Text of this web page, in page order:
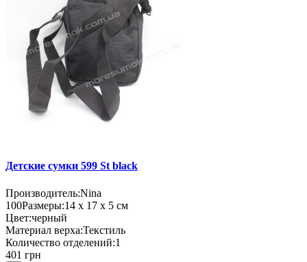
Детские сумки 599 St black
Производитель:Nina
100Размеры:14 х 17 х 5 см
Цвет:черный
Материал верха:Текстиль
Количество отделений:1
401 грн